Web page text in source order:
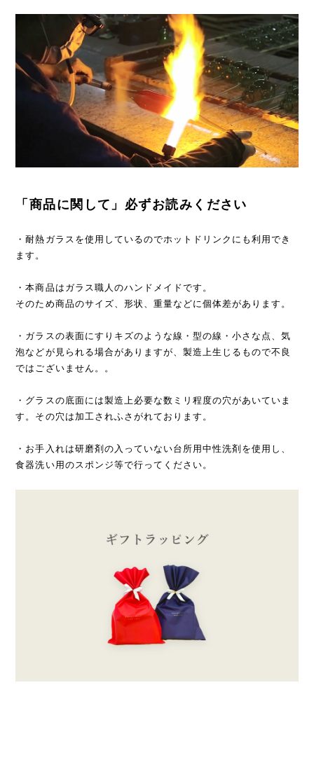
「商品に関して」必ずお読みください
・耐熱ガラスを使用しているのでホットドリンクにも利用でき
ます。
・本商品はガラス職人のハンドメイドです。
そのため商品のサイズ、形状、重量などに個体差があります。
・ガラスの表面にすりキズのような線・型の線・小さな点、気
泡などが見られる場合がありますが、製造上生じるもので不良
ではございません。。
・グラスの底面には製造上必要な数ミリ程度の穴があいていま
す。その穴は加工されふさがれております。
・お手入れは研磨剤の入っていない台所用中性洗剤を使用し、
食器洗い用のスポンジ等で行ってください。